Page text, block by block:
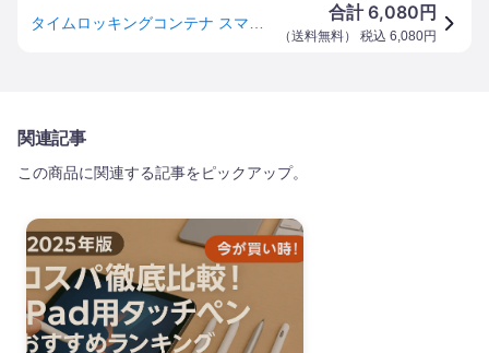
合計6,080 円
（送料無料） 税込 6,080円
関連記事
この商品に関連する記事をピックアップ。